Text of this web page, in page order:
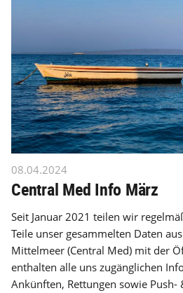
08.04.2024
Central Med Info März
Seit Januar 2021 teilen wir
Teile unser gesammelten Daten
Mittelmeer (Central Med) mit der
enthalten alle uns zugänglichen
Ankünften, Rettungen sowie Push-